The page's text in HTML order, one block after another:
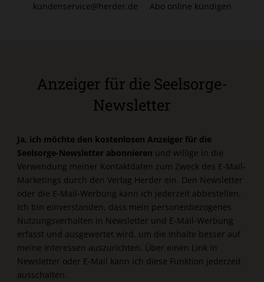
kundenservice@herder.de
Abo online kündigen
Anzeiger für die Seelsorge-
Newsletter
Ja, ich möchte den kostenlosen Anzeiger für die
Seelsorge-Newsletter abonnieren und willige in die
Verwendung meiner Kontaktdaten zum Zweck des E-Mail-
Marketings durch den Verlag Herder ein. Den Newsletter
oder die E-Mail-Werbung kann ich jederzeit abbestellen.
Ich bin einverstanden, dass mein personenbezogenes
Nutzungsverhalten in Newsletter und E-Mail-Werbung
erfasst und ausgewertet wird, um die Inhalte besser auf
meine Interessen auszurichten. Über einen Link in
Newsletter oder E-Mail kann ich diese Funktion jederzeit
ausschalten.